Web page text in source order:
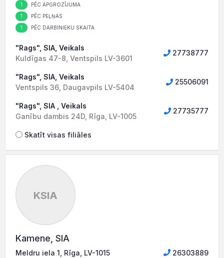
1 PĒC APGROZĪJUMA
1 PĒC PEĻŅAS
1 PĒC DARBINIEKU SKAITA
"Rags", SIA, Veikals
Kuldīgas 47-8, Ventspils LV-3601
27738777
"Rags", SIA, Veikals
Ventspils 36, Daugavpils LV-5404
25506091
"Rags", SIA , Veikals
Ganību dambis 24D, Rīga, LV-1005
27735777
Skatīt visas filiāles
KSIA
Kamene, SIA
Meldru iela 1, Rīga, LV-1015 26303889